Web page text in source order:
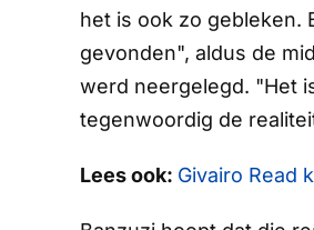
het is ook zo gebleken.
gevonden", aldus de
werd neergelegd. "Het
tegenwoordig de
Lees ook: Givairo Read